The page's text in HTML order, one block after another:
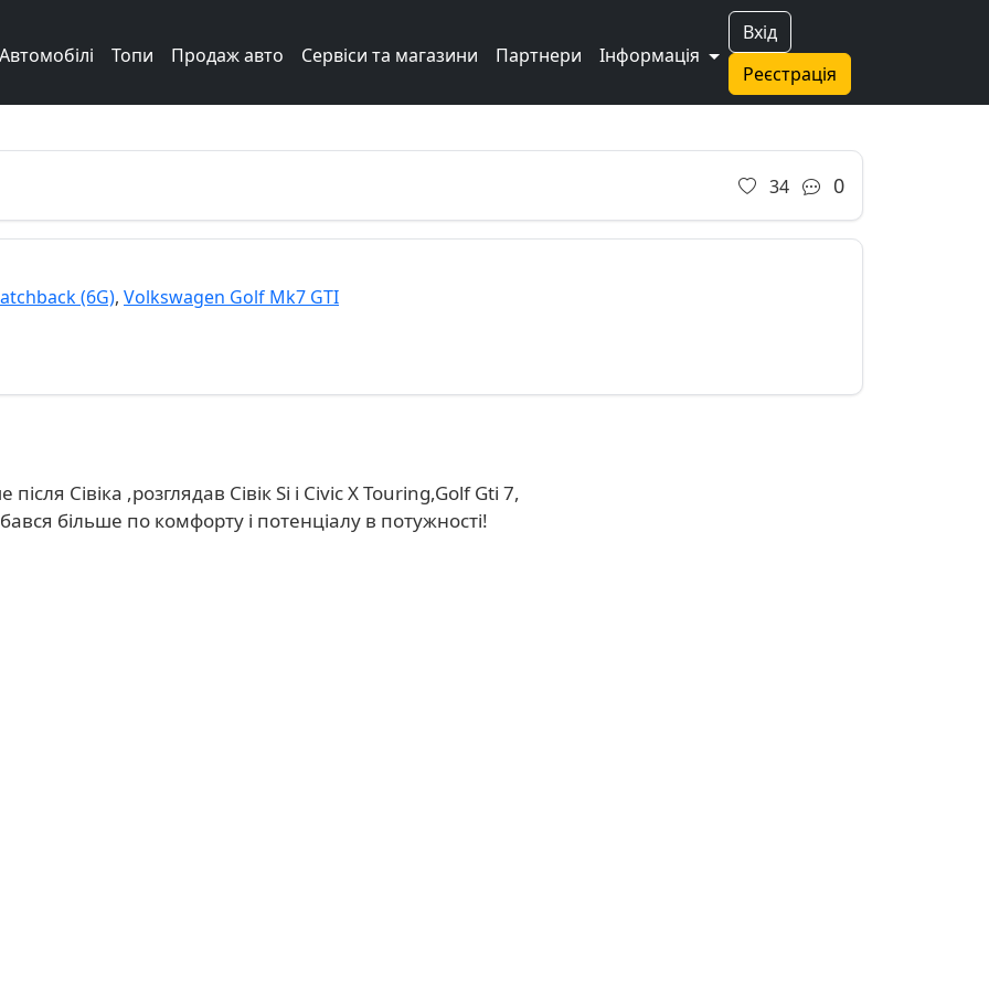
Вхід
Реєстрація
Автомобілі Топи Продаж авто Сервіси та магазини Партнери Інформація
34 0
(6G), Volkswagen Golf Mk7 GTI
Сівіка ,розглядав Сівік Si і Civic X Touring,Golf Gti 7,
більше по комфорту і потенціалу в потужності!